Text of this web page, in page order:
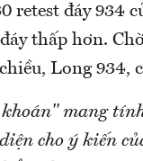
retest đáy 934
thấp hơn.
Long 934,
mang
cho ý kiến